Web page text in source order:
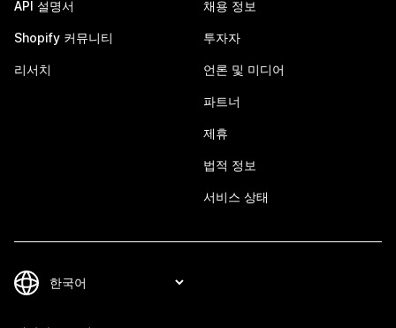
API 설명서
Shopify 커뮤니티
리서치
채용 정보
투자자
언론 및 미디어
파트너
제휴
법적 정보
서비스 상태